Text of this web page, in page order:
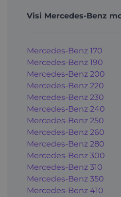
Visi Mercedes-Benz
Mercedes-Benz 170
Mercedes-Benz 190
Mercedes-Benz 200
Mercedes-Benz 220
Mercedes-Benz 230
Mercedes-Benz 240
Mercedes-Benz 250
Mercedes-Benz 260
Mercedes-Benz 280
Mercedes-Benz 300
Mercedes-Benz 310
Mercedes-Benz 350
Mercedes-Benz 410